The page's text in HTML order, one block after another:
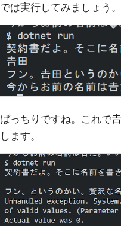
では実行してみましょう。
ばっちりですね。これで
します。